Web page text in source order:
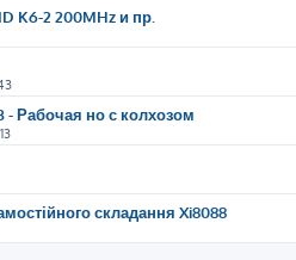
K6-2 200MHz и пр.
- Рабочая но с колхозом
складання Xi8088